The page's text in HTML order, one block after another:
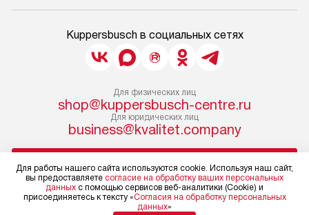
Kuppersbusch в социальных сетях
Для физических лиц
shop@kuppersbusch-centre.ru
Для юридических лиц
business@kvalitet.company
Политика конфиденциальности
Условия продажи
Для работы нашего сайта используются cookie. Используя наш сайт,
вы предоставляете согласие на обработку ваших персональных
данных с помощью сервисов веб-аналитики (Cookie) и
присоединяетесь к тексту «Согласия на обработку персональных
данных»